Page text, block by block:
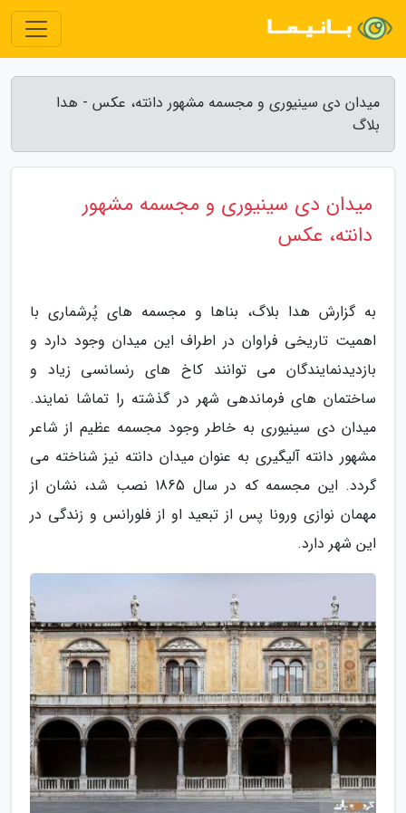
میدان دی سینیوری و مجسمه مشهور دانته، عکس - هدا
بلاگ
میدان دی سینیوری و مجسمه مشهور
دانته، عکس
به گزارش هدا بلاگ، بناها و مجسمه های پُرشماری با
اهمیت تاریخی فراوان در اطراف این میدان وجود دارد و
بازدیدنمایندگان می توانند کاخ های رنسانسی زیاد و
ساختمان های فرماندهی شهر در گذشته را تماشا نمایند.
میدان دی سینیوری به خاطر وجود مجسمه عظیم از شاعر
مشهور دانته آلیگیری به عنوان میدان دانته نیز شناخته می
گردد. این مجسمه که در سال 1865 نصب شد، نشان از
مهمان نوازی ورونا پس از تبعید او از فلورانس و زندگی در
این شهر دارد.